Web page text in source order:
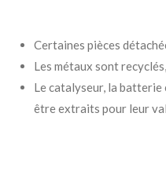
Certaines pièces
Les métaux sont recyclés,
Le catalyseur, la batterie
être extraits pour leur